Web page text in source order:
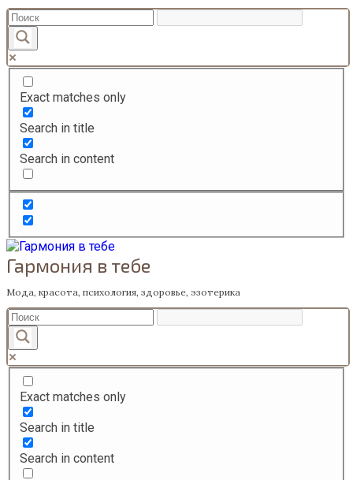
Перейти
к
содержанию
Exact matches only
Search in title
Search in content
Гармония в тебе
Мода, красота, психология, здоровье, эзотерика
Exact matches only
Search in title
Search in content